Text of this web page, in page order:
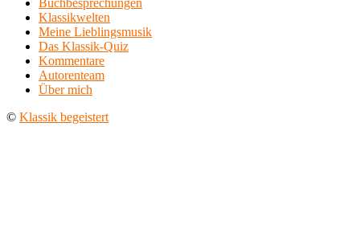
Klassikwelten
Meine Lieblingsmusik
Das Klassik-Quiz
Kommentare
Autorenteam
Über mich
© Klassik begeistert